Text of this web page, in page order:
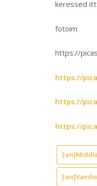
keressed
fotoim
https://
https://
https://
https://